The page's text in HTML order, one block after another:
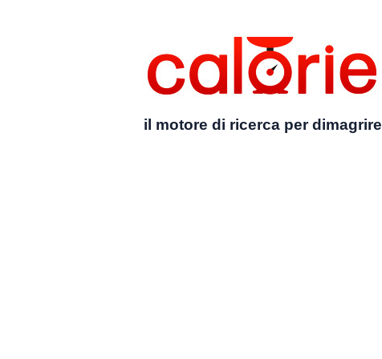
il motore di ricerca per dimagrire